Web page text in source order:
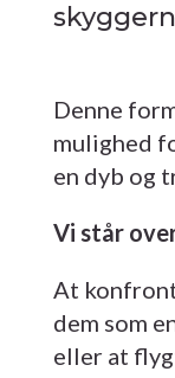
Denne
mulighed
en dyb og
Vi står
At
dem som
eller at